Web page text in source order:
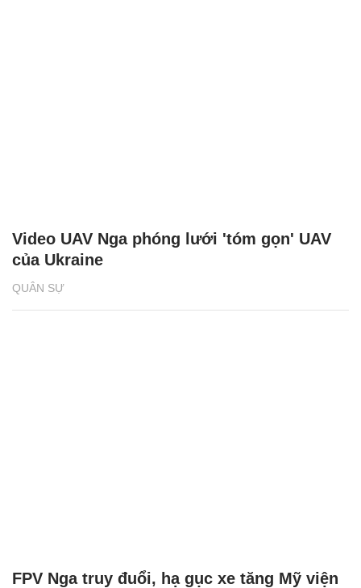
QUÂN SỰ
Video UAV Nga phóng lưới 'tóm gọn' UAV
của Ukraine
FPV Nga truy đuổi, hạ gục xe tăng Mỹ viện